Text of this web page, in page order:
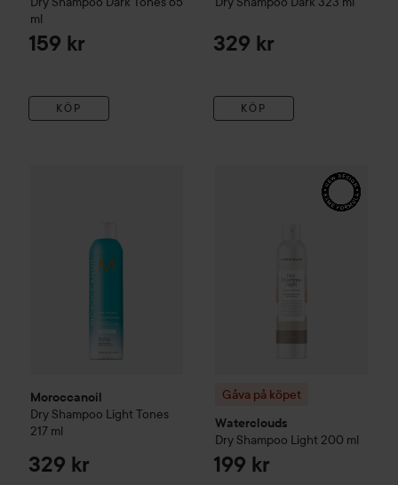
ml
159 kr
KÖP
329 kr
KÖP
Moroccanoil
Dry Shampoo Light Tones
217 ml
329 kr
329 kr
Gåva på köpet
Waterclouds
Dry Shampoo Light 200 ml
199 kr
Waterclouds